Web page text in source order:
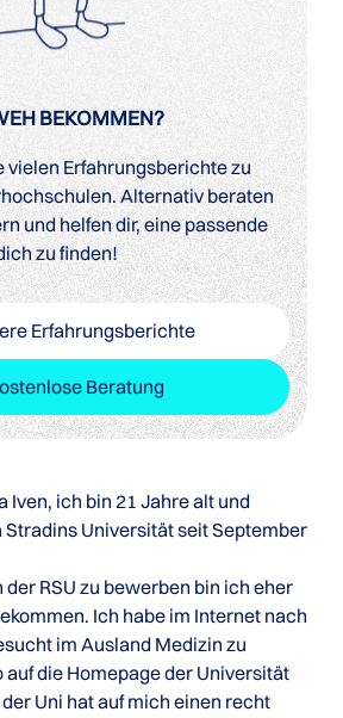
BEKOMMEN?
vielen Erfahrungsberichte zu
Alternativ beraten
und helfen dir, eine passende
zu finden!
Erfahrungsberichte
Beratung
Iven, ich bin 21 Jahre alt und
Stradins Universität seit September
der RSU zu bewerben bin ich eher
Ich habe im Internet nach
im Ausland Medizin zu
auf die Homepage der Universität
Uni hat auf mich einen recht